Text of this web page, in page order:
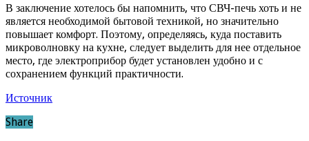
В заключение хотелось бы напомнить, что СВЧ-печь хоть и не
является необходимой бытовой техникой, но значительно
повышает комфорт. Поэтому, определяясь, куда поставить
микроволновку на кухне, следует выделить для нее отдельное
место, где электроприбор будет установлен удобно и с
сохранением функций практичности.
Источник
Share